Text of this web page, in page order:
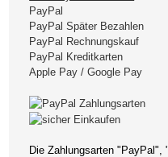
PayPal
PayPal Später Bezahlen
PayPal Rechnungskauf
PayPal Kreditkarten
Apple Pay / Google Pay
Die Zahlungsarten "PayPal",